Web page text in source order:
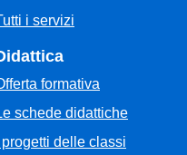
i servizi
formativa
schede didattiche
I progetti delle classi